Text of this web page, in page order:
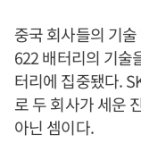
중국 회사들의 기
622 배터리의 기술
터리에 집중됐다.
로 두 회사가 세운
아닌 셈이다.